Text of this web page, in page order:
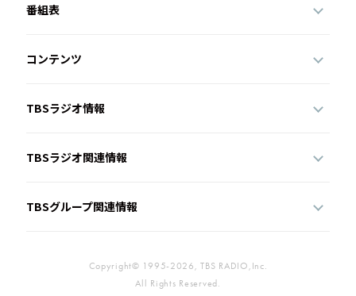
番組表
コンテンツ
TBSラジオ情報
TBSラジオ関連情報
TBSグループ関連情報
Copyright© 1995-2026, TBS RADIO,Inc.
All Rights Reserved.